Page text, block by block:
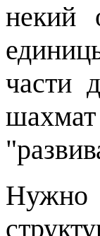
некий
части
Нужно